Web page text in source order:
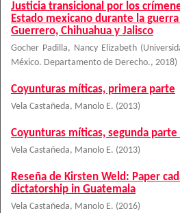
Justicia transicional por los
Estado mexicano durante la
Guerrero, Chihuahua y Jalisco
Gocher Padilla, Nancy Elizabeth (
México. Departamento de Derecho., 2018)
Coyunturas míticas, primera parte
Vela Castañeda, Manolo E. (2013)
Coyunturas míticas, segunda parte
Vela Castañeda, Manolo E. (2013)
Reseña de Kirsten Weld: Paper
dictatorship in Guatemala
Vela Castañeda, Manolo E. (2016)